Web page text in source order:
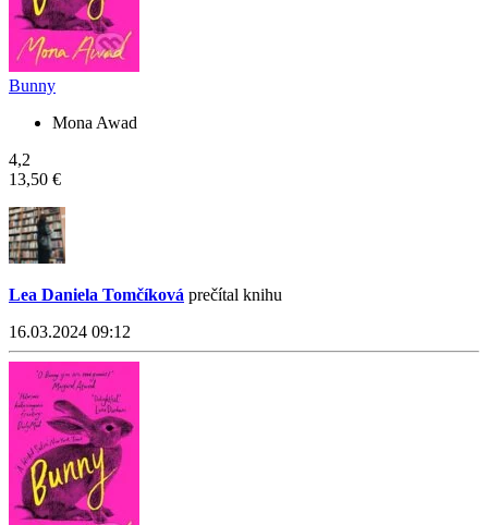
Bunny
Mona Awad
4,2
13,50 €
Lea Daniela Tomčíková prečítal knihu
16.03.2024 09:12